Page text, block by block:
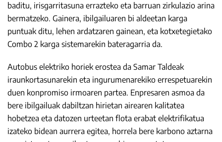
baditu, irisgarritasuna errazteko eta barruan zirkulazio arina
bermatzeko. Gainera, ibilgailuaren bi aldeetan karga
puntuak ditu, lehen ardatzaren gainean, eta kotxetegietako
Combo 2 karga sistemarekin bateragarria da.
Autobus elektriko horiek erostea da Samar Taldeak
iraunkortasunarekin eta ingurumenarekiko errespetuarekin
duen konpromiso irmoaren partea. Enpresaren asmoa da
bere ibilgailuak dabiltzan hirietan airearen kalitatea
hobetzea eta datozen urteetan flota erabat elektrifikatua
izateko bidean aurrera egitea, horrela bere karbono aztarna